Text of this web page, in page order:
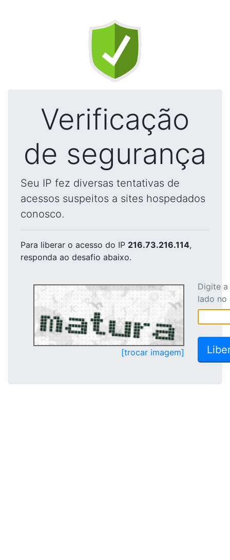
Verificação
de segurança
Seu IP fez diversas tentativas de
acessos suspeitos a sites hospedados
conosco.
Para liberar o acesso do IP 216.73.216.114,
responda ao desafio abaixo.
[trocar imagem]
Digite
lado no